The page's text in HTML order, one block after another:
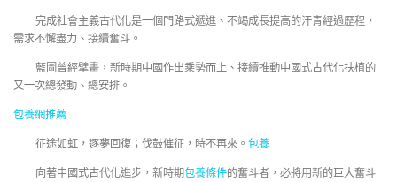
完成社會主義古代化是一個門路式遞進、不竭成長提高的汗青經過歷程，
需求不懈盡力、接續奮斗。
藍圖曾經擘畫，新時期中國作出乘勢而上、接續推動中國式古代化扶植的
又一次總發動、總安排。
包養網推薦
征途如虹，逐夢回復；伐鼓催征，時不再來。 包養
向著中國式古代化進步，新時期包養條件的奮斗者，必將用新的巨大奮斗